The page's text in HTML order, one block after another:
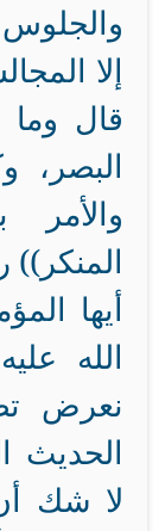
إلا
قال
البصر،
المنكر))
أيها
الله
نعرض
الحديث
لا شك